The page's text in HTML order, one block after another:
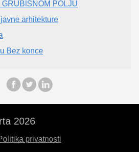
POLJU
arhitekture
Bez konce
2026
privatnosti